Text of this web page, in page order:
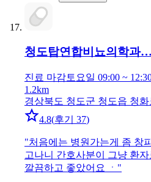
청도탑연합비뇨의학과…
진료 마감토요일 09:00 ~
1.2km
경상북도 청도군 청도읍 청
4.8(후기 37)
"처음에는 병원가는게 좀 창
고나니 간호사분이 그냥 환
깔끔하고 좋았어요 ㆍ "